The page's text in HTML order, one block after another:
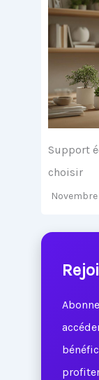
Support
choisir